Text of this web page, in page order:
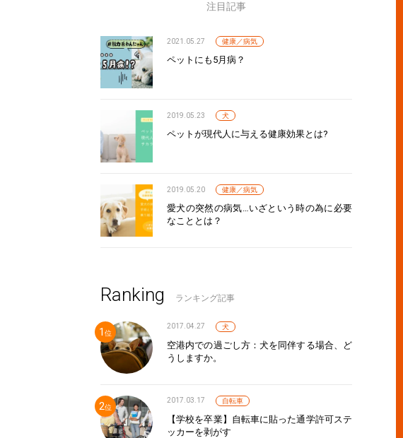
注目記事
2021.05.27 健康／病気
ペットにも5月病？
2019.05.23 犬
ペットが現代人に与える健康効果とは?
2019.05.20 健康／病気
愛犬の突然の病気…いざという時の為に必要
なこととは？
Ranking ランキング記事
2017.04.27 犬
空港内での過ごし方：犬を同伴する場合、ど
うしますか。
2017.03.17 自転車
【学校を卒業】自転車に貼った通学許可ステ
ッカーを剥がす